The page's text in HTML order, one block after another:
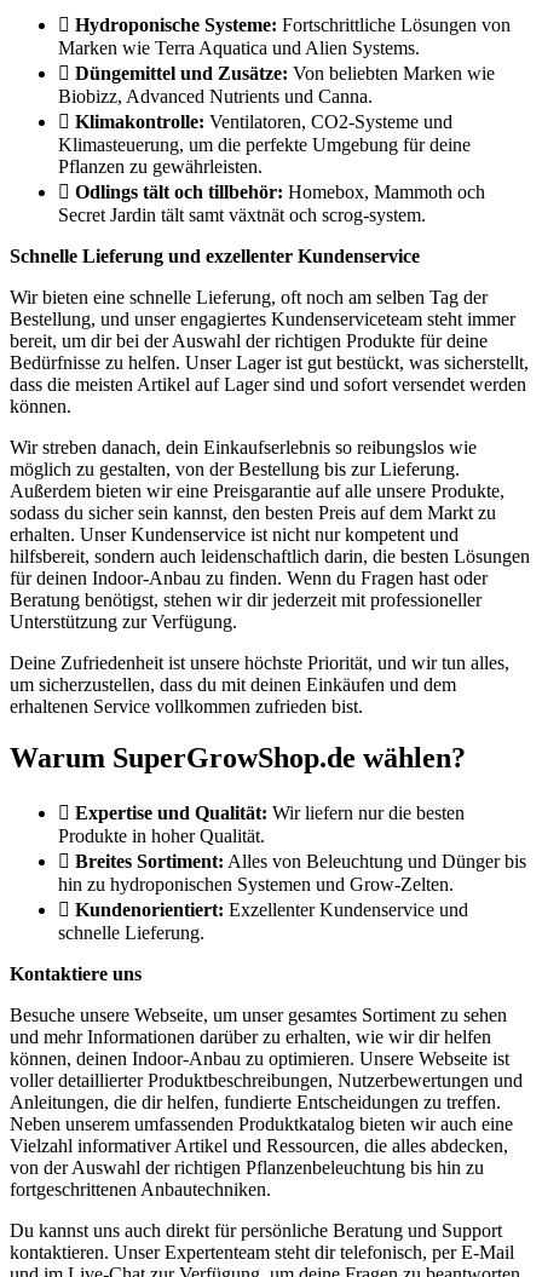
Hydroponische Systeme: Fortschrittliche Lösungen von
Marken wie Terra Aquatica und Alien Systems.
Düngemittel und Zusätze: Von beliebten Marken wie
Biobizz, Advanced Nutrients und Canna.
Klimakontrolle: Ventilatoren, CO2-Systeme und
Klimasteuerung, um die perfekte Umgebung für deine
Pflanzen zu gewährleisten.
Odlings tält och tillbehör: Homebox, Mammoth och
Secret Jardin tält samt växtnät och scrog-system.
Schnelle Lieferung und exzellenter Kundenservice
Wir bieten eine schnelle Lieferung, oft noch am selben Tag der
Bestellung, und unser engagiertes Kundenserviceteam steht immer
bereit, um dir bei der Auswahl der richtigen Produkte für deine
Bedürfnisse zu helfen. Unser Lager ist gut bestückt, was sicherstellt,
dass die meisten Artikel auf Lager sind und sofort versendet werden
können.
Wir streben danach, dein Einkaufserlebnis so reibungslos wie
möglich zu gestalten, von der Bestellung bis zur Lieferung.
Außerdem bieten wir eine Preisgarantie auf alle unsere Produkte,
sodass du sicher sein kannst, den besten Preis auf dem Markt zu
erhalten. Unser Kundenservice ist nicht nur kompetent und
hilfsbereit, sondern auch leidenschaftlich darin, die besten Lösungen
für deinen Indoor-Anbau zu finden. Wenn du Fragen hast oder
Beratung benötigst, stehen wir dir jederzeit mit professioneller
Unterstützung zur Verfügung.
Deine Zufriedenheit ist unsere höchste Priorität, und wir tun alles,
um sicherzustellen, dass du mit deinen Einkäufen und dem
erhaltenen Service vollkommen zufrieden bist.
Warum SuperGrowShop.de wählen?
Expertise und Qualität: Wir liefern nur die besten
Produkte in hoher Qualität.
Breites Sortiment: Alles von Beleuchtung und Dünger bis
hin zu hydroponischen Systemen und Grow-Zelten.
Kundenorientiert: Exzellenter Kundenservice und
schnelle Lieferung.
Kontaktiere uns
Besuche unsere Webseite, um unser gesamtes Sortiment zu sehen
und mehr Informationen darüber zu erhalten, wie wir dir helfen
können, deinen Indoor-Anbau zu optimieren. Unsere Webseite ist
voller detaillierter Produktbeschreibungen, Nutzerbewertungen und
Anleitungen, die dir helfen, fundierte Entscheidungen zu treffen.
Neben unserem umfassenden Produktkatalog bieten wir auch eine
Vielzahl informativer Artikel und Ressourcen, die alles abdecken,
von der Auswahl der richtigen Pflanzenbeleuchtung bis hin zu
fortgeschrittenen Anbautechniken.
Du kannst uns auch direkt für persönliche Beratung und Support
kontaktieren. Unser Expertenteam steht dir telefonisch, per E-Mail